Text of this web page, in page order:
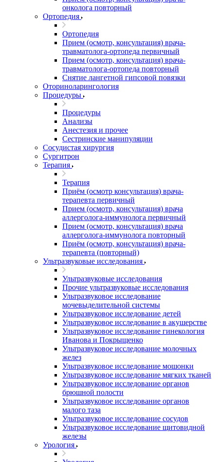
онколога повторный
Ортопедия
Ортопедия
Прием (осмотр, консультация) врача-
травматолога-ортопеда первичный
Прием (осмотр, консультация) врача-
травматолога-ортопеда повторный
Снятие лангетной гипсовой повязки
Оториноларингология
Процедуры
Процедуры
Анализы
Анестезия и прочее
Сестринские манипуляции
Сосудистая хирургия
Сургитрон
Терапия
Терапия
Приём (осмотр консультация) врача-
терапевта первичный
Прием (осмотр, консультация) врача
аллерголога-иммунолога первичный
Прием (осмотр, консультация) врача
аллерголога-иммунолога повторный
Приём (осмотр, консультация) врача-
терапевта (повторный)
Ультразвуковые исследования
Ультразвуковые исследования
Прочие ультразвуковые исследования
Ультразвуковое исследование
мочевыделительной системы
Ультразвуковое исследование детей
Ультразвуковое исследование в акушерстве
Ультразвуковое исследование гинекология
Иванова и Покрыщенко
Ультразвуковое исследование молочных
желез
Ультразвуковое исследование мошонки
Ультразвуковое исследование мягких тканей
Ультразвуковое исследование органов
брюшной полости
Ультразвуковое исследование органов
малого таза
Ультразвуковое исследование сосудов
Ультразвуковое исследование щитовидной
железы
Урология